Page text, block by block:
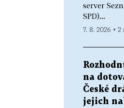
server
SPD)...
7. 8. 2026 ▪ 2
na
České
jejich